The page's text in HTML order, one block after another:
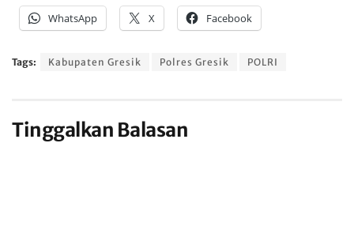
WhatsApp X Facebook
Tags: Kabupaten Gresik Polres Gresik POLRI
Tinggalkan Balasan